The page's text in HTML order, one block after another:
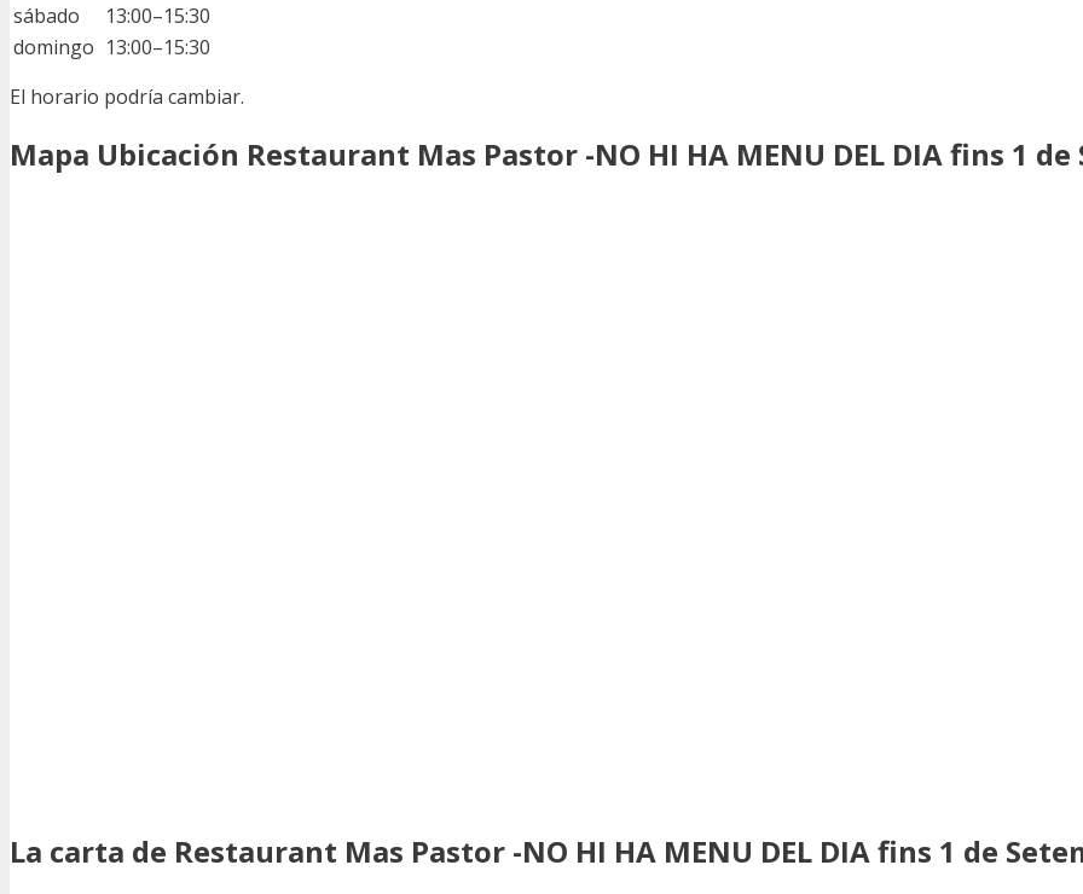
sábado
13:00–15:30
domingo 13:00–15:30
El horario podría cambiar.
Mapa Ubicación Restaurant Mas Pastor -NO HI HA MENU DEL DIA fins 1
La carta de Restaurant Mas Pastor -NO HI HA MENU DEL DIA fins 1 de